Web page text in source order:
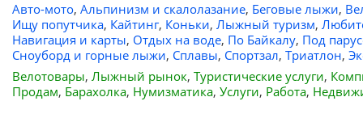
Авто-мото, Альпинизм и скалолазание, Беговые лыжи,
Ищу попутчика, Кайтинг, Коньки, Лыжный туризм,
Навигация и карты, Отдых на воде, По Байкалу, Под
Сноуборд и горные лыжи, Сплавы, Спортзал, Триатлон,
Велотовары, Лыжный рынок, Туристические услуги,
Продам, Барахолка, Нумизматика, Услуги, Работа,